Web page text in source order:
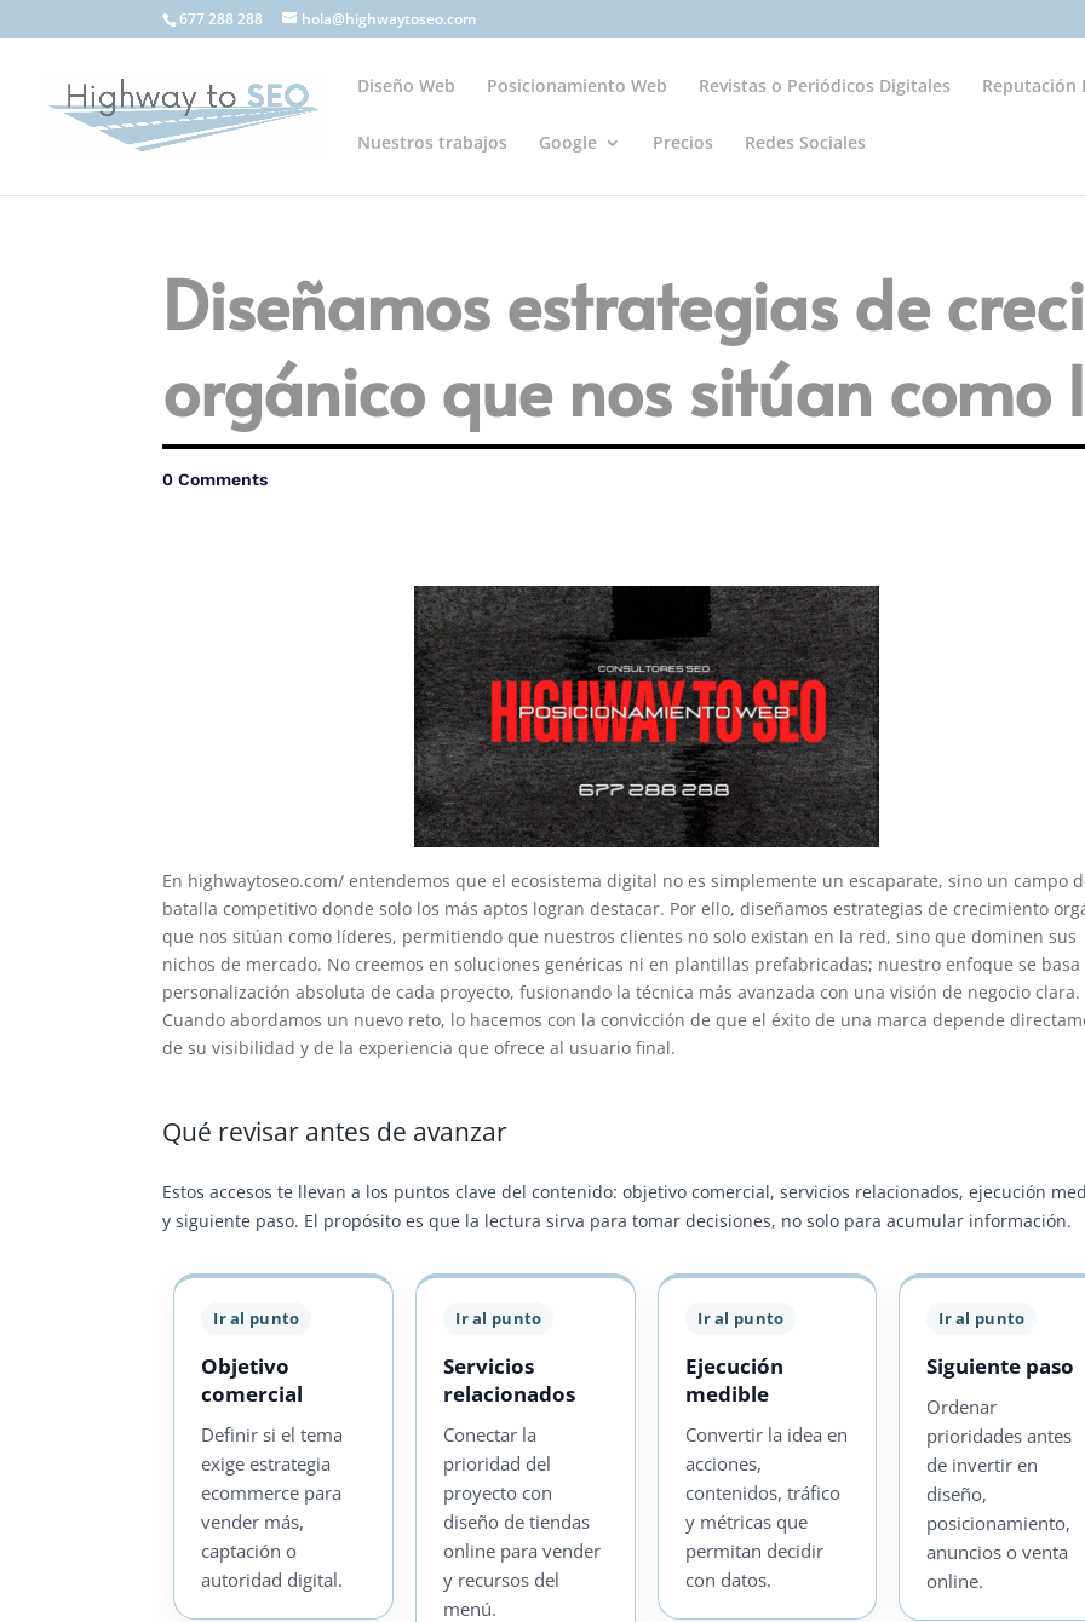
677 288 288 hola@highwaytoseo.com
Diseño Web Posicionamiento Web Revistas o Periódicos Digitales Reputación
Nuestros trabajos Google Precios Redes Sociales
Diseñamos estrategias de
orgánico que nos sitúan como
0 Comments
En highwaytoseo.com/ entendemos que el ecosistema digital no es simplemente un escaparate, sino un campo
batalla competitivo donde solo los más aptos logran destacar. Por ello, diseñamos estrategias de crecimiento
que nos sitúan como líderes, permitiendo que nuestros clientes no solo existan en la red, sino que dominen sus
nichos de mercado. No creemos en soluciones genéricas ni en plantillas prefabricadas; nuestro enfoque se
personalización absoluta de cada proyecto, fusionando la técnica más avanzada con una visión de negocio clara.
Cuando abordamos un nuevo reto, lo hacemos con la convicción de que el éxito de una marca depende
de su visibilidad y de la experiencia que ofrece al usuario final.
Qué revisar antes de avanzar
Estos accesos te llevan a los puntos clave del contenido: objetivo comercial, servicios relacionados, ejecución
y siguiente paso. El propósito es que la lectura sirva para tomar decisiones, no solo para acumular información.
Ir al punto
Objetivo
comercial
Definir si el tema
exige estrategia
ecommerce para
vender más,
captación o
autoridad digital.
Ir al punto
Servicios
relacionados
Conectar la
prioridad del
proyecto con
diseño de tiendas
online para vender
y recursos del
menú.
Ir al punto
Ejecución
medible
Convertir la idea en
acciones,
contenidos, tráfico
y métricas que
permitan decidir
con datos.
Ir al punto
Siguiente paso
Ordenar
prioridades antes
de invertir en
diseño,
posicionamiento,
anuncios o venta
online.